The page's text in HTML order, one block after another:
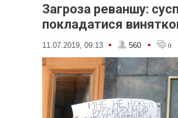
Загроза реваншу:
покладатися
11.07.2019, 09:13 • 560 • 0